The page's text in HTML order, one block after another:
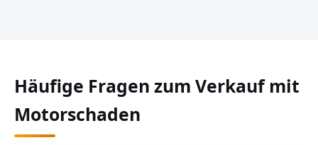
Häufige Fragen zum Verkauf mit
Motorschaden